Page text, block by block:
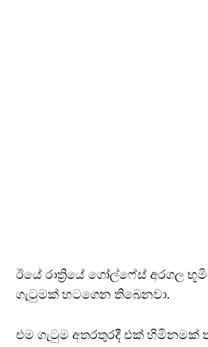
ඊයේ රාත්‍රියේ ගෝල්ෆේස් අරගල
ගැටුමක් හටගෙන තිබෙනවා.
එම ගැටුම අතරතුරදී එක් හිමිනමක්